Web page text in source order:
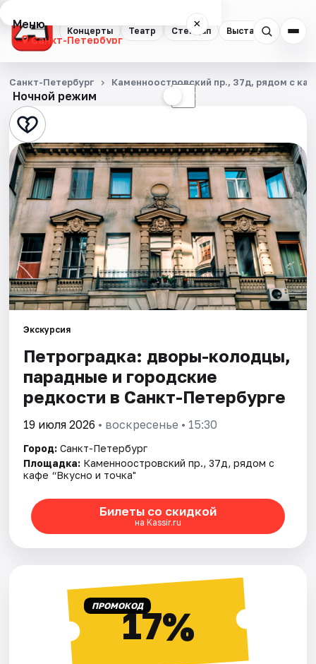
Концерты Театр Стендап Выставки
Меню ×
Санкт-Петербург
Концерты
Театр
Стендап
Выставки
Квесты
Экскурсии
Спорт
События
Города
Площадки
Артисты
Рейтинги
Ночной режим ☾
Санкт-Петербург Каменноостровский пр., 37д, рядом с
Экскурсия
Петроградка: дворы-колодцы,
парадные и городские
редкости в Санкт-Петербурге
19 июля 2026 • воскресенье • 15:30
Город: Санкт-Петербург
Площадка: Каменноостровский пр., 37д, рядом с
кафе “Вкусно и точка"
Билеты со скидкой
на Kassir.ru
ПРОМОКОД17%